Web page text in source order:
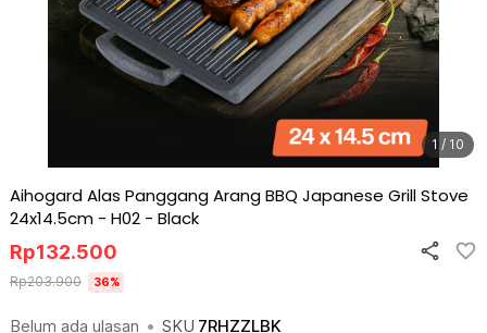
1 / 10
Aihogard Alas Panggang Arang BBQ Japanese Grill Stove
24x14.5cm - H02 - Black
Belum ada ulasan • SKU 7RHZZLBK
Rp132.500
Rp203.900 36%